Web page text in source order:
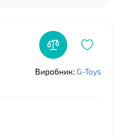
Виробник: G-Toys